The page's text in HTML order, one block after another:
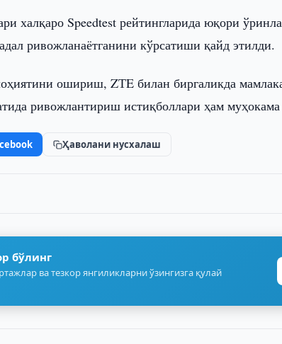
халқаро Speedtest рейтингларида юқори
ривожланаётганини кўрсатиши қайд этилди.
ошириш, ZТE билан биргаликда
ривожлантириш истиқболлари ҳам
Ҳаволани нусхалаш
бўлинг
ва тезкор янгиликларни ўзингизга қулай